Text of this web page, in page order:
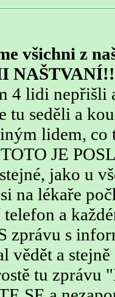
všichni z
4 lidi nepřišli
tu seděli a
lidem, co
JE
jako u
na lékaře
a
zprávu s
vědět a
tu zprávu